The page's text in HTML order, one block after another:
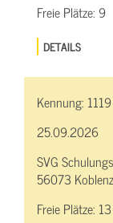
Freie Plätze: 9
DETAILS
Kennung: 1119
25.09.2026
SVG
56073 Koblenz
Freie Plätze: 13